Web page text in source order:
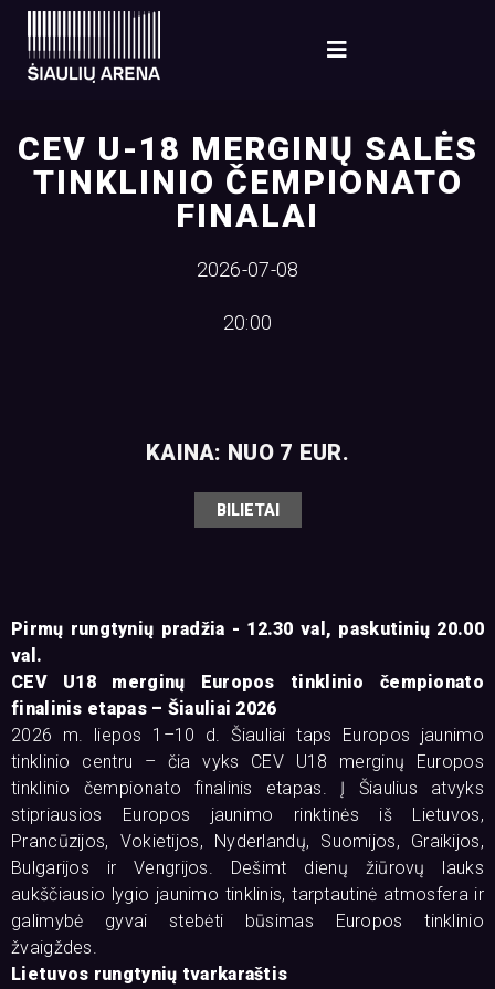
CEV U-18 MERGINŲ SALĖS
TINKLINIO ČEMPIONATO
FINALAI
2026-07-08
20:00
KAINA: NUO 7 EUR.
BILIETAI
Pirmų rungtynių pradžia - 12.30 val, paskutinių 20.00
val.
CEV U18 merginų Europos tinklinio čempionato
finalinis etapas – Šiauliai 2026
2026 m. liepos 1–10 d. Šiauliai taps Europos jaunimo
tinklinio centru – čia vyks CEV U18 merginų Europos
tinklinio čempionato finalinis etapas. Į Šiaulius atvyks
stipriausios Europos jaunimo rinktinės iš Lietuvos,
Prancūzijos, Vokietijos, Nyderlandų, Suomijos, Graikijos,
Bulgarijos ir Vengrijos. Dešimt dienų žiūrovų lauks
aukščiausio lygio jaunimo tinklinis, tarptautinė atmosfera ir
galimybė gyvai stebėti būsimas Europos tinklinio
žvaigždes.
Lietuvos rungtynių tvarkaraštis